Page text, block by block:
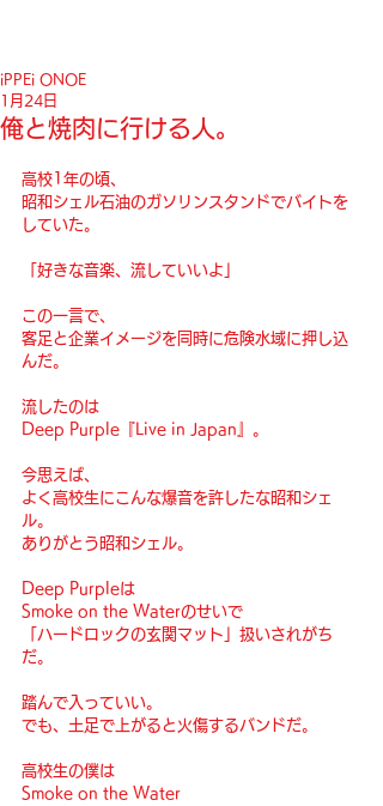
俺と焼肉に行ける人。
iPPEi ONOE
1月24日
高校1年の頃、
昭和シェル石油のガソリンスタンドでバイトを
していた。
「好きな音楽、流していいよ」
この一言で、
客足と企業イメージを同時に危険水域に押し込
んだ。
流したのは
Deep Purple『Live in Japan』。
今思えば、
よく高校生にこんな爆音を許したな昭和シェ
ル。
ありがとう昭和シェル。
Deep Purpleは
Smoke on the Waterのせいで
「ハードロックの玄関マット」扱いされがち
だ。
踏んで入っていい。
でも、土足で上がると火傷するバンドだ。
高校生の僕は
Smoke on the Water